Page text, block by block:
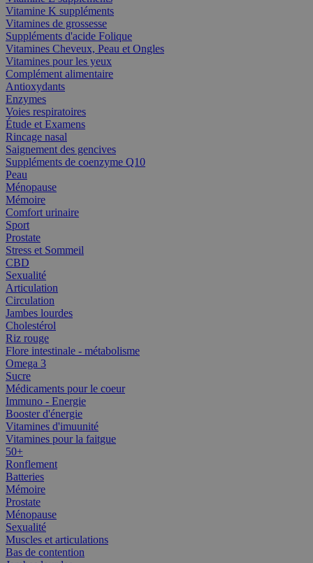
Vitamine K suppléments
Vitamines de grossesse
Suppléments d'acide Folique
Vitamines Cheveux, Peau et Ongles
Vitamines pour les yeux
Complément alimentaire
Antioxydants
Enzymes
Voies respiratoires
Étude et Examens
Rincage nasal
Saignement des gencives
Suppléments de coenzyme Q10
Peau
Ménopause
Mémoire
Comfort urinaire
Sport
Prostate
Stress et Sommeil
CBD
Sexualité
Articulation
Circulation
Jambes lourdes
Cholestérol
Riz rouge
Flore intestinale - métabolisme
Omega 3
Sucre
Médicaments pour le coeur
Immuno - Energie
Booster d'énergie
Vitamines d'imuunité
Vitamines pour la faitgue
50+
Ronflement
Batteries
Mémoire
Prostate
Ménopause
Sexualité
Muscles et articulations
Bas de contention